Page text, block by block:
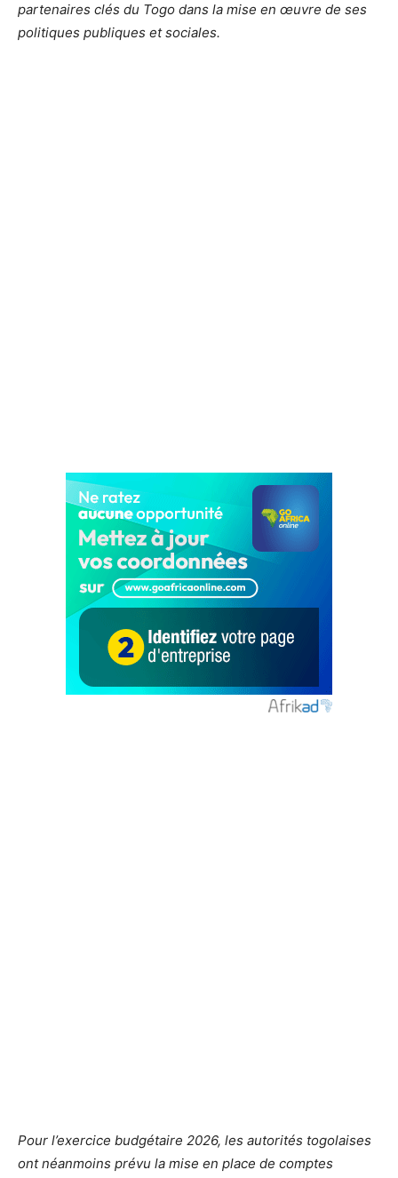
partenaires clés du Togo dans la mise en œuvre de ses
politiques publiques et sociales.
Pour l’exercice budgétaire 2026, les autorités togolaises
ont néanmoins prévu la mise en place de comptes